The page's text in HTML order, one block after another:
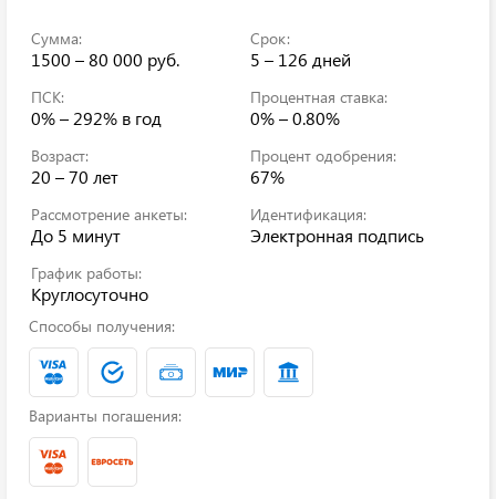
Сумма:
1500 – 80 000 руб.
Срок:
5 – 126 дней
ПСК:
0% – 292% в год
Процентная ставка:
0% – 0.80%
Возраст:
20 – 70 лет
Процент одобрения:
67%
Рассмотрение анкеты:
До 5 минут
Идентификация:
Электронная подпись
График работы:
Круглосуточно
Способы получения:
Варианты погашения: